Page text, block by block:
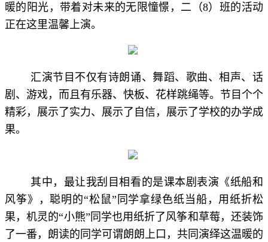
暖的阳光，带着对未来的无限憧憬，二（8）班的活动
正在这里温馨上演。
汇演节目不仅有诗朗诵、舞蹈、歌曲、相声、话
剧、游戏，而且有乐器、快板、花样跳绳等。节目个个
精彩，展示了实力、展示了自信，展示了学校的办学成
果。
其中，最让我刮目相看的是课本剧表演《纸船和
风筝》，聪明的“松鼠”同学拿绿色纸当船，用纸折松
果，机灵的“小熊”同学也用纸折了风筝和草莓，还装饰
了一番，朗读的同学可谓朗朗上口，共同演绎这温暖的